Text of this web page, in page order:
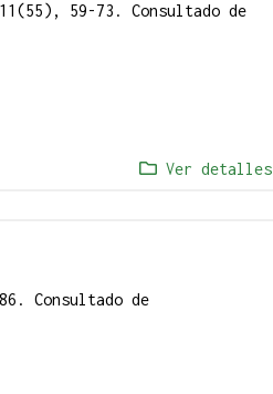
59-73. Consultado de
Ver detalles
Consultado de